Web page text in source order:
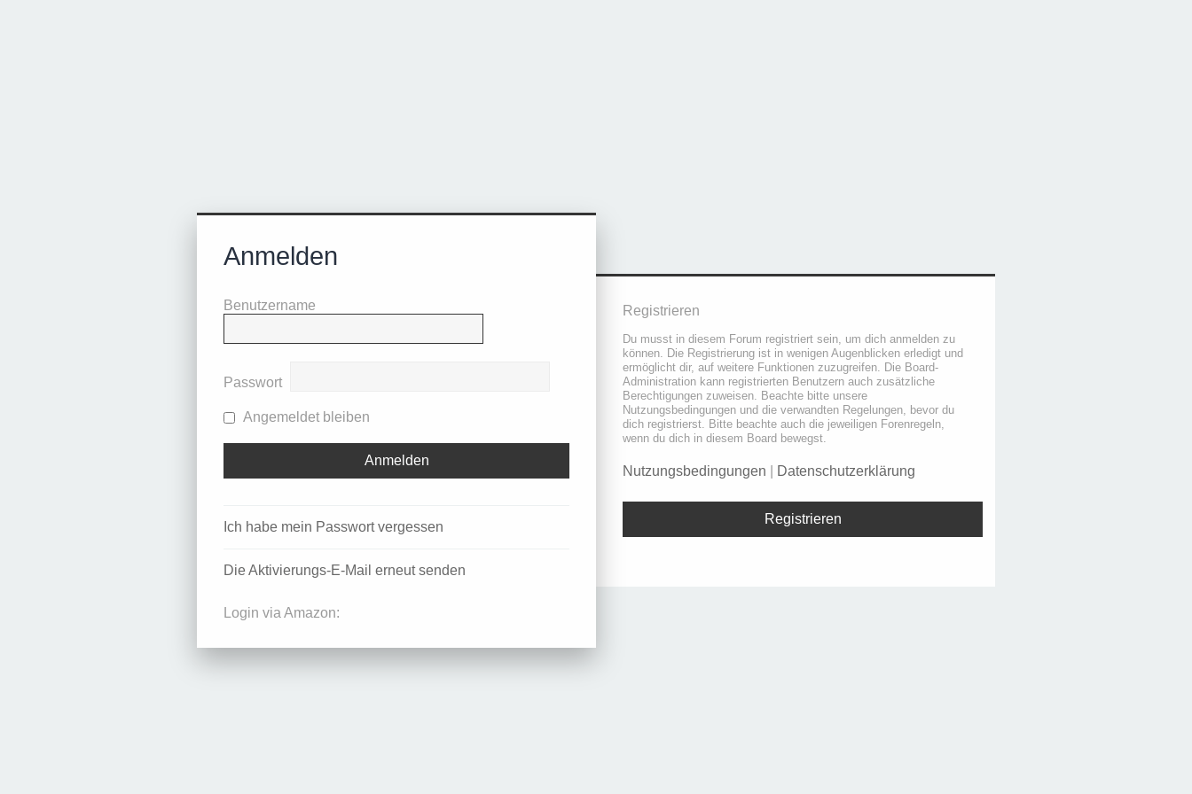
Anmelden
Benutzername
Passwort
Angemeldet bleiben
Ich habe mein Passwort vergessen
Die Aktivierungs-E-Mail erneut senden
Login via Amazon:
Registrieren
Du musst in diesem Forum registriert sein, um dich anmelden zu
können. Die Registrierung ist in wenigen Augenblicken erledigt und
ermöglicht dir, auf weitere Funktionen zuzugreifen. Die Board-
Administration kann registrierten Benutzern auch zusätzliche
Berechtigungen zuweisen. Beachte bitte unsere
Nutzungsbedingungen und die verwandten Regelungen, bevor du
dich registrierst. Bitte beachte auch die jeweiligen Forenregeln,
wenn du dich in diesem Board bewegst.
Nutzungsbedingungen Datenschutzerklärung
Registrieren